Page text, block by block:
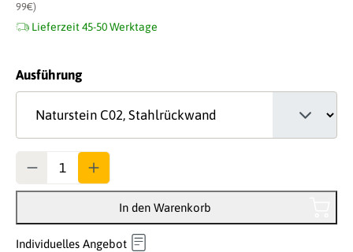
99€)
Lieferzeit 45-50 Werktage
Ausführungauswählen
In den Warenkorb
Individuelles Angebot